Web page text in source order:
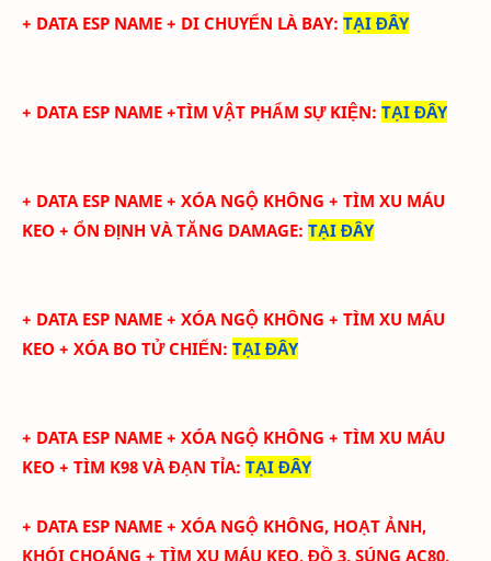
+ DATA ESP NAME + DI CHUYỂN LÀ BAY: TẠI ĐÂY
+ DATA ESP NAME +TÌM VẬT PHẨM SỰ KIỆN: TẠI ĐÂY
+ DATA ESP NAME + XÓA NGỘ KHÔNG + TÌM XU MÁU
KEO + ỔN ĐỊNH VÀ TĂNG DAMAGE: TẠI ĐÂY
+ DATA ESP NAME + XÓA NGỘ KHÔNG + TÌM XU MÁU
KEO + XÓA BO TỬ CHIẾN: TẠI ĐÂY
+ DATA ESP NAME + XÓA NGỘ KHÔNG + TÌM XU MÁU
KEO + TÌM K98 VÀ ĐẠN TỈA: TẠI ĐÂY
+ DATA ESP NAME + XÓA NGỘ KHÔNG, HOẠT ẢNH,
KHÓI CHOÁNG + TÌM XU MÁU KEO, ĐỒ 3, SÚNG AC80,